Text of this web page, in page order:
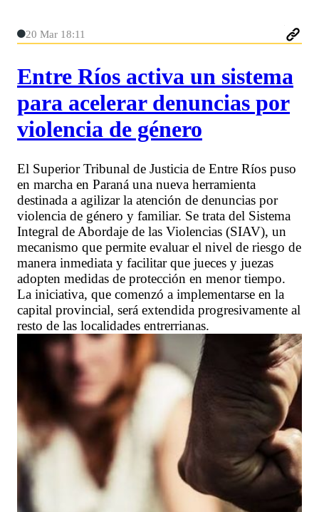
20 Mar 18:11
Entre Ríos activa un sistema
para acelerar denuncias por
violencia de género
El Superior Tribunal de Justicia de Entre Ríos puso
en marcha en Paraná una nueva herramienta
destinada a agilizar la atención de denuncias por
violencia de género y familiar. Se trata del Sistema
Integral de Abordaje de las Violencias (SIAV), un
mecanismo que permite evaluar el nivel de riesgo de
manera inmediata y facilitar que jueces y juezas
adopten medidas de protección en menor tiempo.
La iniciativa, que comenzó a implementarse en la
capital provincial, será extendida progresivamente al
resto de las localidades entrerrianas.